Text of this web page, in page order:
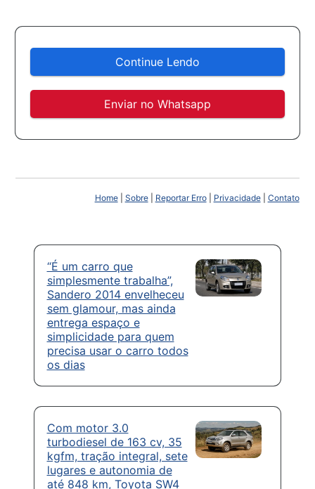
Continue Lendo
Enviar no Whatsapp
Home| Sobre| Reportar Erro| Privacidade| Contato
“É um carro que
simplesmente trabalha”,
Sandero 2014 envelheceu
sem glamour, mas ainda
entrega espaço e
simplicidade para quem
precisa usar o carro todos
os dias
Com motor 3.0
turbodiesel de 163 cv, 35
kgfm, tração integral, sete
lugares e autonomia de
até 848 km, Toyota SW4